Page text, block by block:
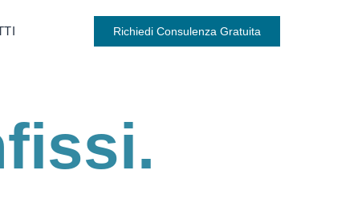
Richiedi Consulenza Gratuita